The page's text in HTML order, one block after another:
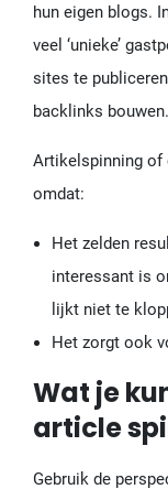
hun eigen blogs.
veel ‘unieke’
sites te
backlinks bouwen.
Artikelspinning of
omdat:
Het zelden
interessant is
lijkt niet te
Het zorgt ook
Wat je
article
Gebruik de